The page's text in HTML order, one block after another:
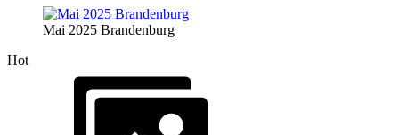
Mai 2025 Brandenburg
Hot